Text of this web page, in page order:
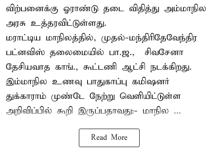
விற்பனைக்கு ஓராண்டு தடை விதித்து அம்மாநில
அரசு உத்தரவிட்டுள்ளது.
மராட்டிய மாநிலத்தில், முதல்-மந்திரிதேவேந்திர
பட்னவிஸ் தலைமையில் பா.ஜ., – சிவசேனா –
தேசியவாத காங்., கூட்டணி ஆட்சி நடக்கிறது.
இம்மாநில உணவு பாதுகாப்பு கமிஷனர்
துக்காராம் முண்டே நேற்று வெளியிட்டுள்ள
அறிவிப்பில் கூறி இருப்பதாவது:- மாநில ...
Read More